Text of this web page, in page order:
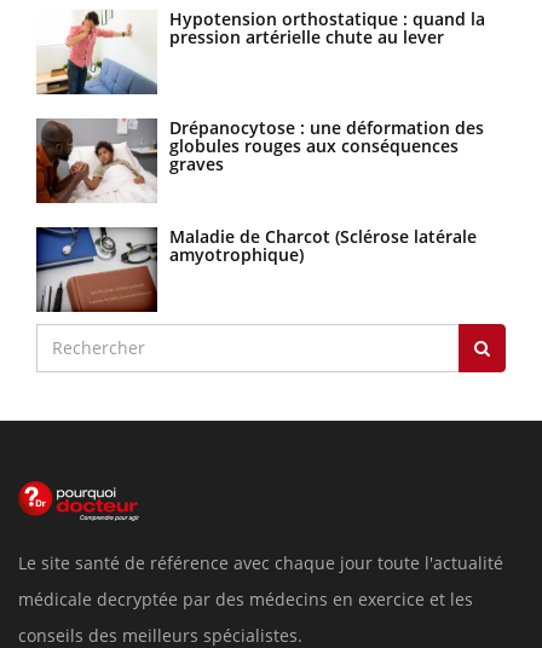
Hypotension orthostatique : quand la
pression artérielle chute au lever
Drépanocytose : une déformation des
globules rouges aux conséquences
graves
Maladie de Charcot (Sclérose latérale
amyotrophique)
Le site santé de référence avec chaque jour toute l'actualité
médicale decryptée par des médecins en exercice et les
conseils des meilleurs spécialistes.